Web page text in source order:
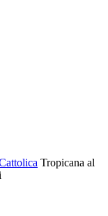
Tropicana al